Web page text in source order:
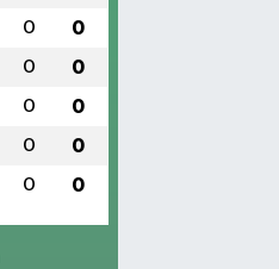
0 0
0 0
0 0
0 0
0 0